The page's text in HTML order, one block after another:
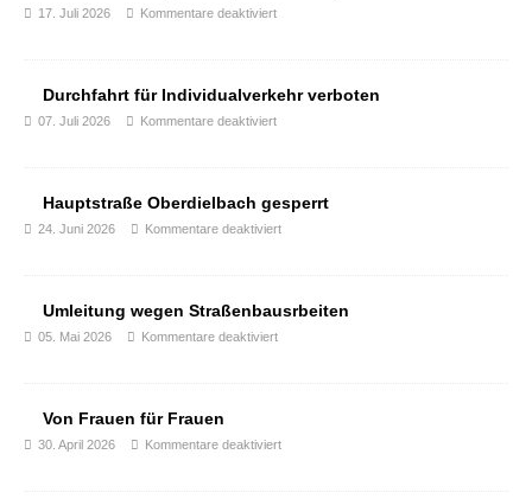
17. Juli 2026 Kommentare deaktiviert
Durchfahrt für Individualverkehr verboten
07. Juli 2026 Kommentare deaktiviert
Hauptstraße Oberdielbach gesperrt
24. Juni 2026 Kommentare deaktiviert
Umleitung wegen Straßenbausrbeiten
05. Mai 2026 Kommentare deaktiviert
Von Frauen für Frauen
30. April 2026 Kommentare deaktiviert